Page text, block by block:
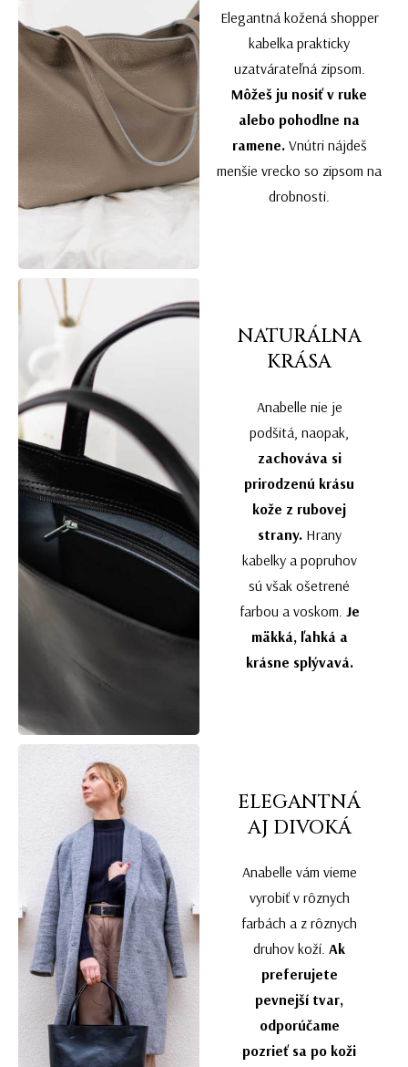
Elegantná kožená shopper
kabelka prakticky
uzatvárateľná zipsom.
Môžeš ju nosiť v ruke
alebo pohodlne na
ramene.Vnútri nájdeš
menšie vrecko so zipsom na
drobnosti.
NATURÁLNA
KRÁSA
Anabelle nie je
podšitá, naopak,
zachováva si
prirodzenú krásu
kože z rubovej
strany.Hrany
kabelky a popruhov
sú však ošetrené
farbou a voskom. Je
mäkká, ľahká a
krásne splývavá.
ELEGANTNÁ
AJ DIVOKÁ
Anabelle vám vieme
vyrobiť v rôznych
farbách a z rôznych
druhov koží. Ak
preferujete
pevnejší tvar,
odporúčame
pozrieť sa po koži